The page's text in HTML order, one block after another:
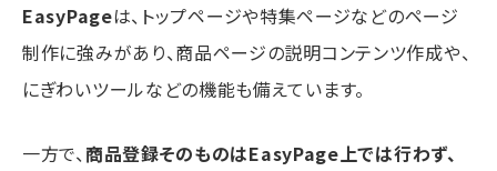
EasyPageは、トップページや特集ページなどのページ
制作に強みがあり、商品ページの説明コンテンツ作成や、
にぎわいツールなどの機能も備えています。
一方で、商品登録そのものはEasyPage上では行わず、